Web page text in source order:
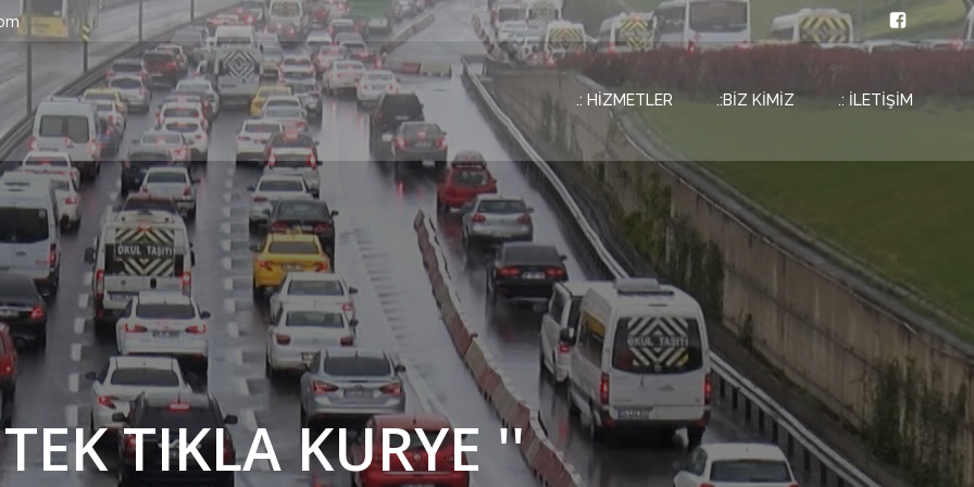
.: HİZMETLER .:BİZ KİMİZ .: İLETİŞİM
TIKLA KURYE ''